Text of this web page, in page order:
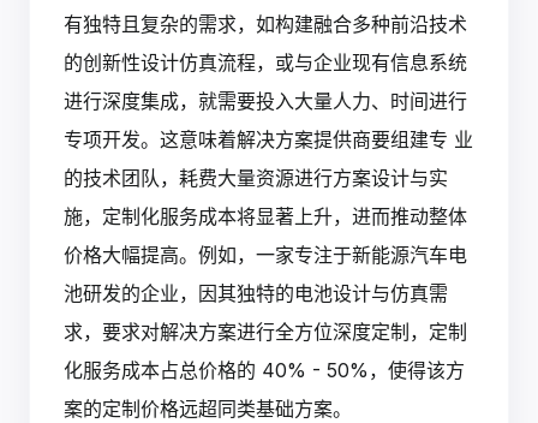
有独特且复杂的需求，如构建融合多种前沿技术
的创新性设计仿真流程，或与企业现有信息系统
进行深度集成，就需要投入大量人力、时间进行
专项开发。这意味着解决方案提供商要组建专 业
的技术团队，耗费大量资源进行方案设计与实
施，定制化服务成本将显著上升，进而推动整体
价格大幅提高。例如，一家专注于新能源汽车电
池研发的企业，因其独特的电池设计与仿真需
求，要求对解决方案进行全方位深度定制，定制
化服务成本占总价格的 40% - 50%，使得该方
案的定制价格远超同类基础方案。